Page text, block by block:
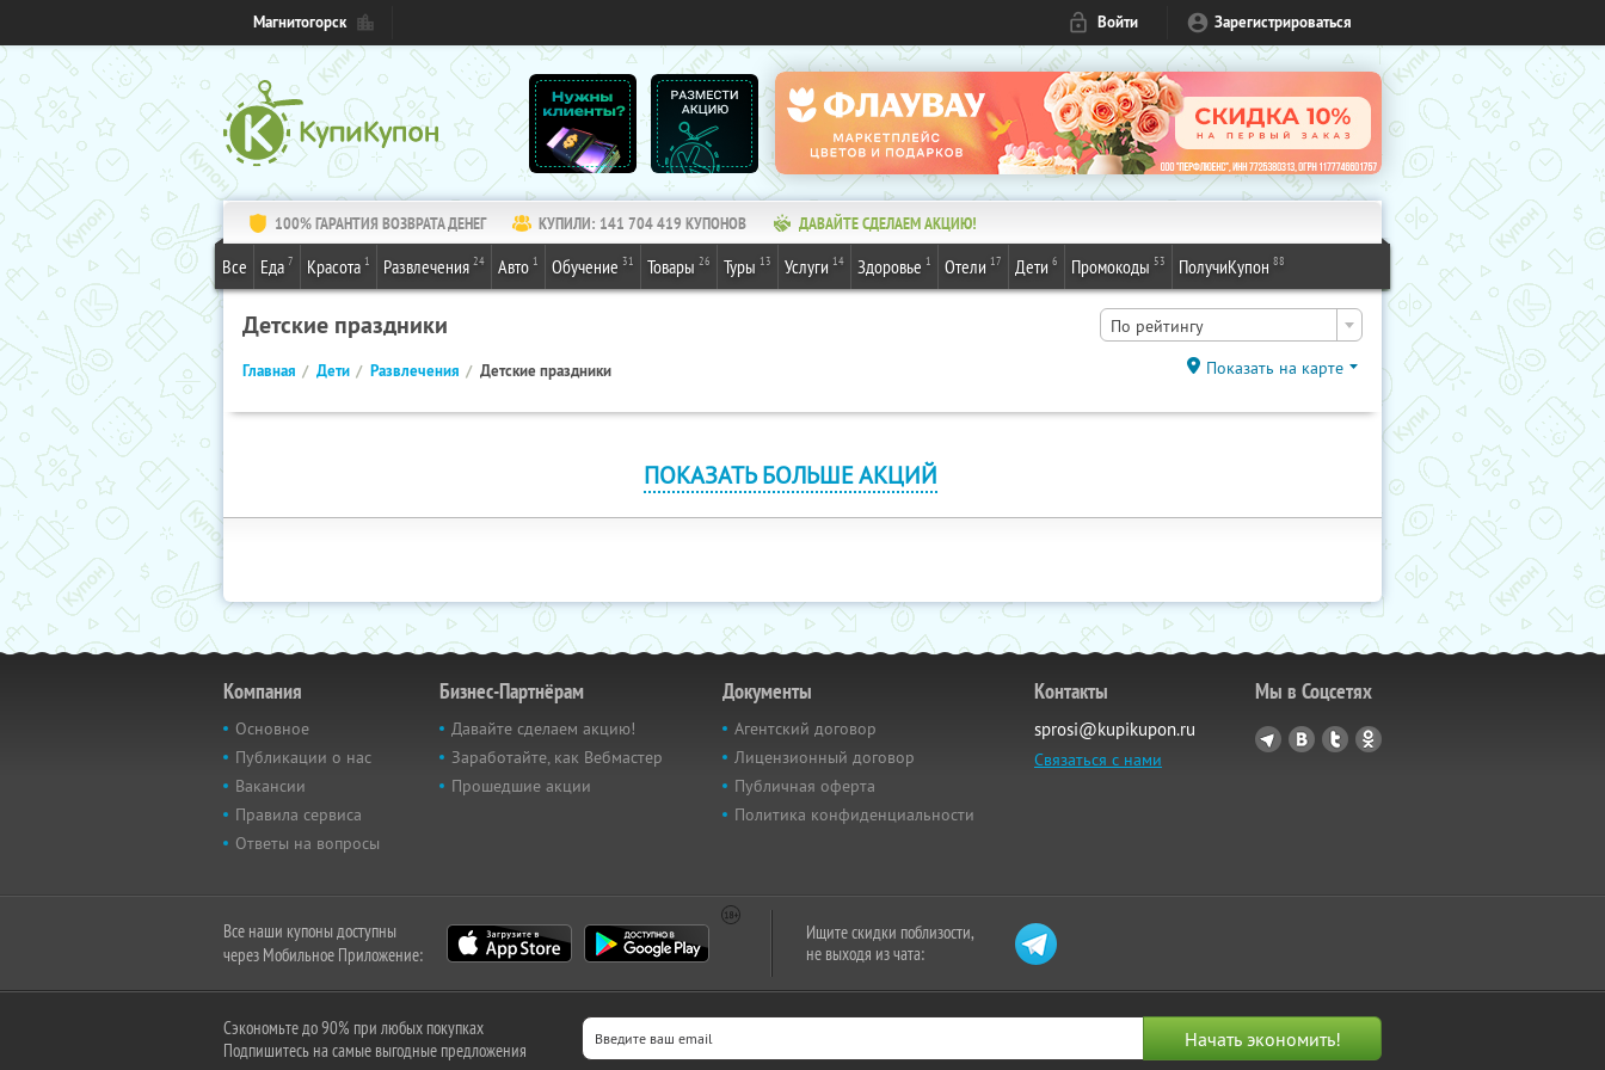
Магнитогорск Войти Зарегистрироваться
100% ГАРАНТИЯ ВОЗВРАТА ДЕНЕГ КУПИЛИ: 141 704 421 КУПОНОВ ДАВАЙТЕ СДЕЛАЕМ АКЦИЮ!
Все Еда 7 Красота 1 Развлечения 24 Авто 1 Обучение 31 Товары 26 Туры 13 Услуги 14 Здоровье 1 Отели 17 Дети 6 Промокоды 53 ПолучиКупон 88
Детские праздники По рейтингу
Главная Дети Развлечения Детские праздники Показать на карте
ПОКАЗАТЬ БОЛЬШЕ АКЦИЙ
Компания
Основное
Публикации о нас
Вакансии
Правила сервиса
Ответы на вопросы
Бизнес-Партнёрам
Давайте сделаем акцию!
Заработайте, как Вебмастер
Прошедшие акции
Документы
Агентский договор
Лицензионный договор
Публичная оферта
Политика конфиденциальности
Контакты
sprosi@kupikupon.ru
Связаться с нами
Мы в Соцсетях
Все наши купоны доступны
через Мобильное Приложение:
Ищите скидки поблизости,
не выходя из чата:
Сэкономьте до 90% при любых покупках
Подпишитесь на самые выгодные предложения